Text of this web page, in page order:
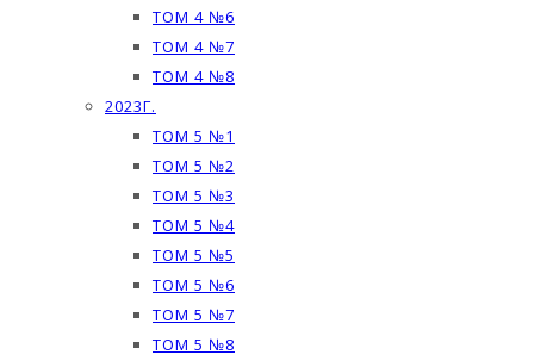
ТОМ 4 №6
ТОМ 4 №7
ТОМ 4 №8
2023Г.
ТОМ 5 №1
ТОМ 5 №2
ТОМ 5 №3
ТОМ 5 №4
ТОМ 5 №5
ТОМ 5 №6
ТОМ 5 №7
ТОМ 5 №8